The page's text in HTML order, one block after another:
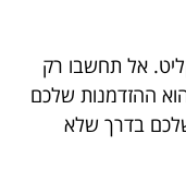
אל תחשבו רק
ההזדמנות שלכם
בדרך שלא